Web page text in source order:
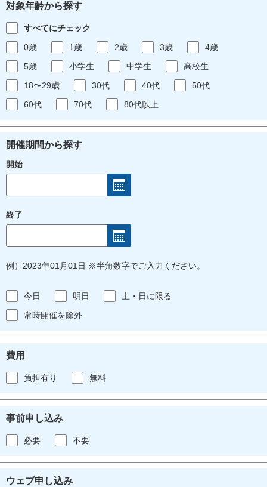
対象年齢から探す
すべてにチェック
0歳
1歳 2歳 3歳
4歳
5歳
小学生 中学生
高校生
18〜29歳
30代 40代
50代
60代
70代 80代以上
開催期間から探す
開始
終了
例）2023年01月01日 ※半角数字でご入力ください。
今日 明日
土・日に限る
常時開催を除外
費用
負担有り 無料
事前申し込み
必要 不要
ウェブ申し込み